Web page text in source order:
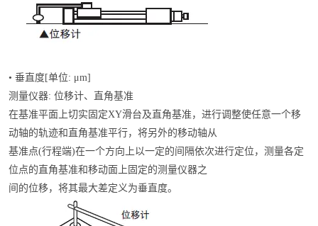
• 垂直度[单位: μm]
测量仪器: 位移计、直角基准
在基准平面上切实固定XY滑台及直角基准，进行调整使任意一个移
动轴的轨迹和直角基准平行，将另外的移动轴从
基准点(行程端)在一个方向上以一定的间隔依次进行定位，测量各定
位点的直角基准和移动面上固定的测量仪器之
间的位移，将其最大差定义为垂直度。